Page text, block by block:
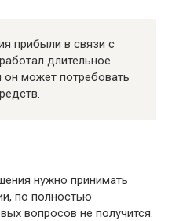
прибыли в связи с
длительное
может потребовать
нужно принимать
по полностью
вопросов не получится.